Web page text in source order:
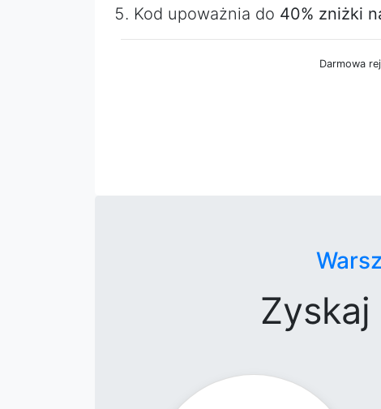
Kod upoważnia do 40% zniżki
Darmowa